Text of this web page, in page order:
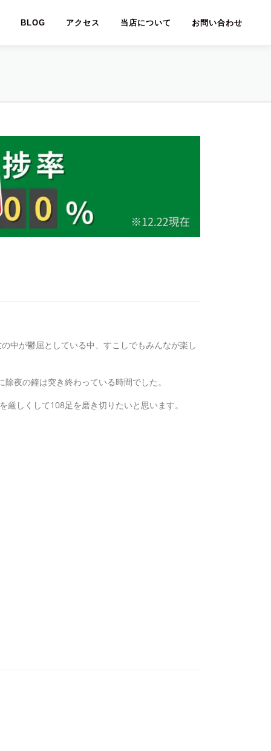
BLOG アクセス 当店について お問い合わせ
中が鬱屈としている中、すこしでもみんなが楽し
夜の鐘は突き終わっている時間でした。
しくして108足を磨き切りたいと思います。